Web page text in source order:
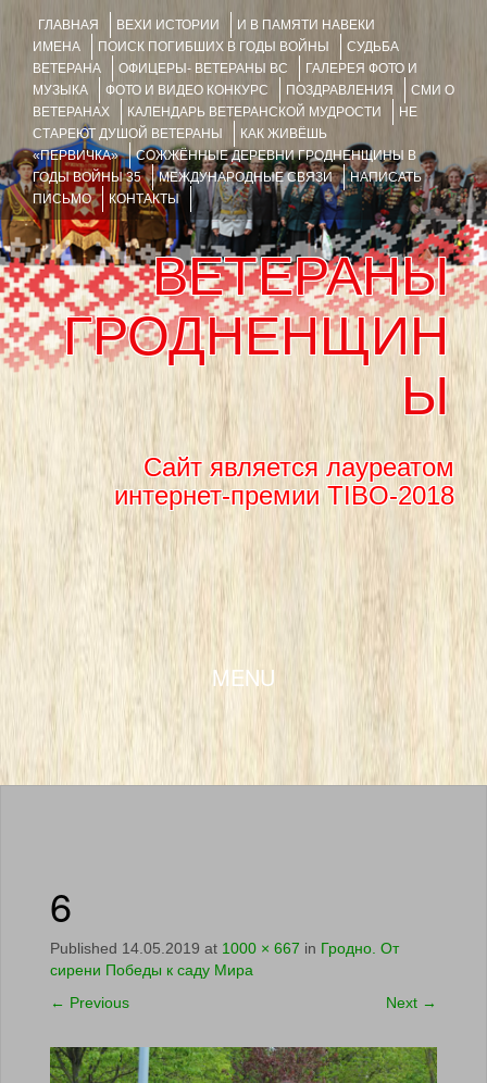
ГЛАВНАЯ ВЕХИ ИСТОРИИ
И В ПАМЯТИ НАВЕКИ
ИМЕНА
ПОИСК ПОГИБШИХ В ГОДЫ ВОЙНЫ
СУДЬБА
ВЕТЕРАНА
ОФИЦЕРЫ- ВЕТЕРАНЫ ВС
ГАЛЕРЕЯ ФОТО И
МУЗЫКА
ФОТО И ВИДЕО КОНКУРС ПОЗДРАВЛЕНИЯ
СМИ О
ВЕТЕРАНАХ
КАЛЕНДАРЬ ВЕТЕРАНСКОЙ МУДРОСТИ
НЕ
СТАРЕЮТ ДУШОЙ ВЕТЕРАНЫ
КАК ЖИВЁШЬ
«ПЕРВИЧКА»
СОЖЖЁННЫЕ ДЕРЕВНИ ГРОДНЕНЩИНЫ В
ГОДЫ ВОЙНЫ 35
МЕЖДУНАРОДНЫЕ СВЯЗИ
НАПИСАТЬ
ПИСЬМО
КОНТАКТЫ
ВЕТЕРАНЫ
ГРОДНЕНЩИН
Ы
Сайт является лауреатом
интернет-премии TIBO-2018
MENU
SKIP TO CONTENT
6
Published 14.05.2019 at 1000 × 667 in Гродно. От
сирени Победы к саду Мира
← Previous Next →